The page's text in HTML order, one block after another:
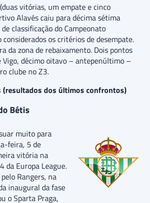
vitórias, um empate e cinco
Alavés caiu para décima sétima
classificação do Campeonato
considerados os critérios de desempate.
da zona de rebaixamento. Dois pontos
Vigo, décimo oitavo – antepenúltimo –
clube no Z3.
(resultados dos últimos confrontos)
Bétis
muito para
feira, 5 de
vitória na
da Europa League.
Rangers, na
inaugural da fase
o Sparta Praga,